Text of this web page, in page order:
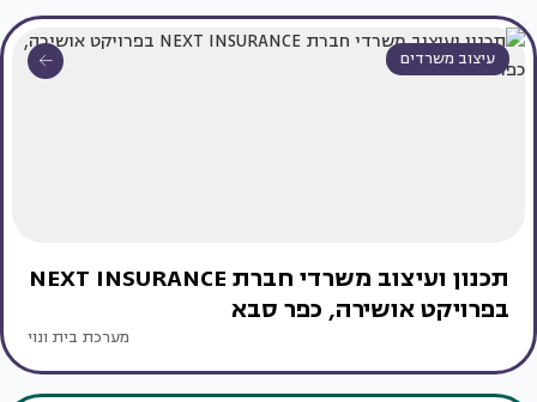
עיצוב משרדים
תכנון ועיצוב משרדי חברת NEXT INSURANCE
בפרויקט אושירה, כפר סבא
מערכת בית ונוי